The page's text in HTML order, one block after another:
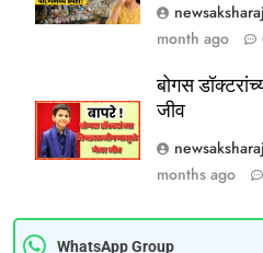
month ago
बोगस
जीव
months ago
WhatsApp Group
अन्याय